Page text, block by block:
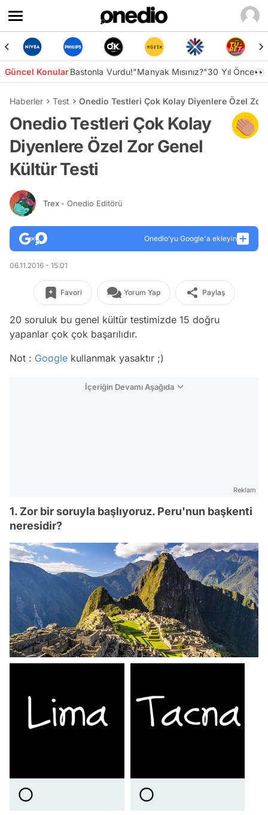
Güncel KonularBastonla Vurdu!"Manyak Mısınız?"30 Yıl Önce👀
Haberler Test Onedio Testleri Çok Kolay Diyenlere Özel Zor
Onedio Testleri Çok Kolay
Diyenlere Özel Zor Genel
Kültür Testi
Trex - Onedio Editörü
Onedio’yu Google'a ekleyin
06.11.2016 - 15:01
Favori Yorum Yap Paylaş
20 soruluk bu genel kültür testimizde 15 doğru
yapanlar çok çok başarılıdır.
Not : Google kullanmak yasaktır ;)
İçeriğin Devamı Aşağıda
Reklam
1. Zor bir soruyla başlıyoruz. Peru'nun başkenti
neresidir?